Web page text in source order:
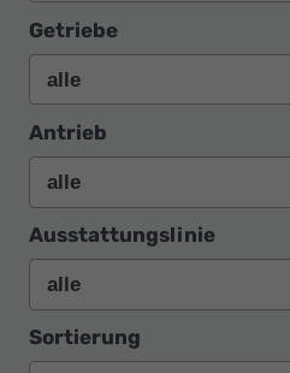
Getriebe
Antrieb
Ausstattungslinie
Sortierung